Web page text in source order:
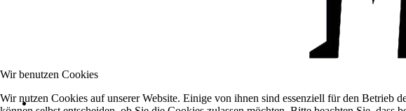
Wir benutzen Cookies
Wir nutzen Cookies auf unserer Website. Einige von ihnen sind essenziell für den Betrieb